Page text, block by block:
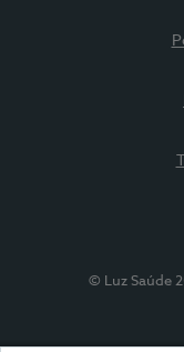
© Luz Saúde